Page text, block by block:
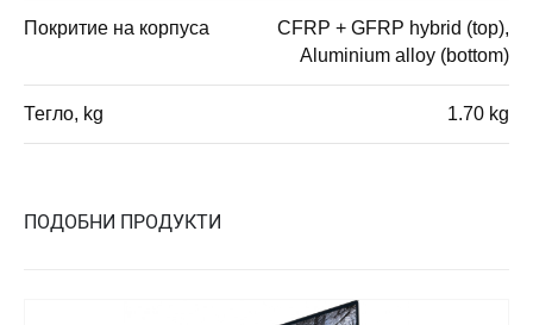
Покритие на корпуса
CFRP + GFRP hybrid (top),
Aluminium alloy (bottom)
Тегло, kg 1.70 kg
ПОДОБНИ ПРОДУКТИ